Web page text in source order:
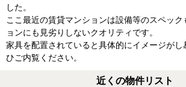
した。
ここ最近の賃貸マンションは設備等のスペッ
ョンにも見劣りしないクオリティです。
家具を配置されていると具体的にイメージが
ひご内覧ください。
近くの物件リスト